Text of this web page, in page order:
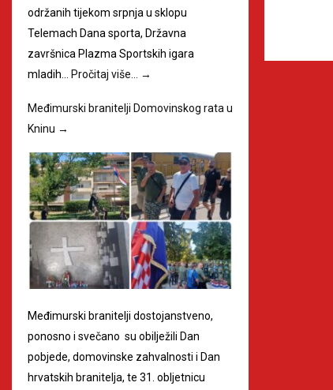
održanih tijekom srpnja u sklopu
Telemach Dana sporta, Državna
završnica Plazma Sportskih igara
mladih… Pročitaj više… →
Međimurski branitelji Domovinskog rata u
Kninu →
Međimurski branitelji dostojanstveno,
ponosno i svečano su obilježili Dan
pobjede, domovinske zahvalnosti i Dan
hrvatskih branitelja, te 31. obljetnicu